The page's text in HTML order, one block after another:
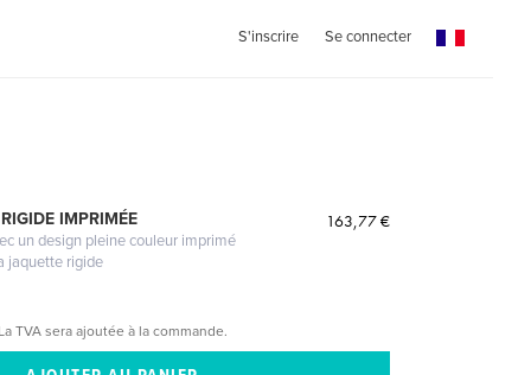
S'inscrire Se connecter
IMPRIMÉE
un design pleine couleur imprimé
jaquette rigide
163,77 €
La TVA sera ajoutée à la commande.